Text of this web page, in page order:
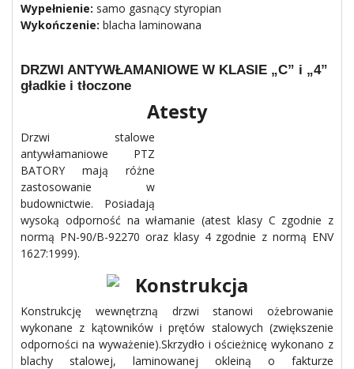
Wypełnienie: samo gasnący styropian
Wykończenie: blacha laminowana
DRZWI ANTYWŁAMANIOWE W KLASIE „C” i „4”
gładkie i tłoczone
Atesty
Drzwi stalowe
antywłamaniowe PTZ
BATORY mają różne
zastosowanie w
budownictwie. Posiadają
wysoką odporność na włamanie (atest klasy C zgodnie z
normą PN-90/B-92270 oraz klasy 4 zgodnie z normą ENV
1627:1999).
Konstrukcja
Konstrukcję wewnętrzną drzwi stanowi ożebrowanie
wykonane z kątowników i prętów stalowych (zwiększenie
odporności na wyważenie).Skrzydło i ościeżnicę wykonano z
blachy stalowej, laminowanej okleiną o fakturze